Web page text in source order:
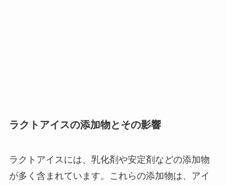
ラクトアイスの添加物とその影響
ラクトアイスには、乳化剤や安定剤などの添加物
が多く含まれています。これらの添加物は、アイ